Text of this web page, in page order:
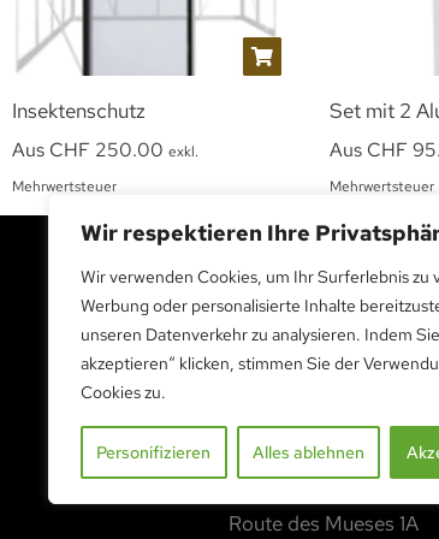
Wir respektieren Ihre
Wir verwenden Cookies, um Ihr Surferlebnis zu
Werbung oder personalisierte Inhalte
unseren Datenverkehr zu analysieren. Indem
akzeptieren“ klicken, stimmen Sie der
Cookies zu.
Personifizieren Alles ablehnen
Insektenschutz
Aus CHF 250.00 exkl.
Mehrwertsteuer
Set mit 2
Aus CHF
Mehrwertsteuer
BESUCHEN SIE
BESUCHEN SIE
Dauerausstellung
Route des Mueses 1A